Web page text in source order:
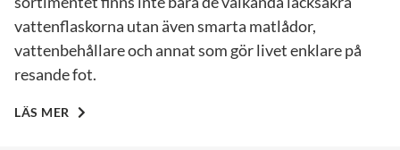
vattenflaskorna utan även smarta matlådor,
vattenbehållare och annat som gör livet enklare på
resande fot.
LÄS MER